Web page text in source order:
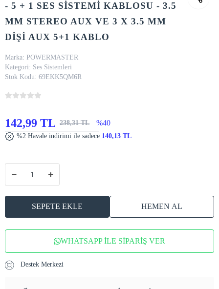
- 5 + 1 SES SİSTEMİ KABLOSU - 3.5
MM STEREO AUX VE 3 X 3.5 MM
DİŞİ AUX 5+1 KABLO
Marka: POWERMASTER
Kategori: Ses Sistemleri
Stok Kodu: 69EKK5QM6R
142,99 TL 238,31 TL %40
%2 Havale indirimi ile sadece 140,13 TL
SEPETE EKLE HEMEN AL
WHATSAPP İLE SİPARİŞ VER
Destek Merkezi